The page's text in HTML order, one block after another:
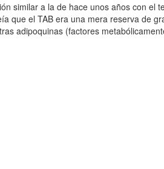
similar a la de hace unos años con el
que el TAB era una mera reserva de
adipoquinas (factores